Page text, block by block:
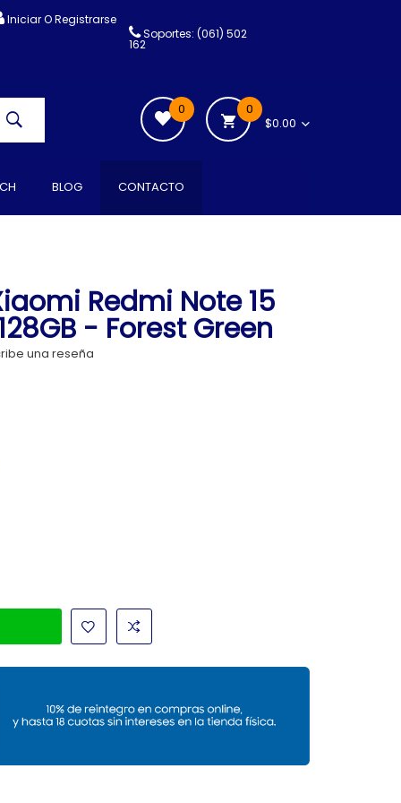
Iniciar O Registrarse
Soportes: (061) 502
162
0
$0.00
0
BLOG CONTACTO
Redmi Note 15
- Forest Green
una reseña